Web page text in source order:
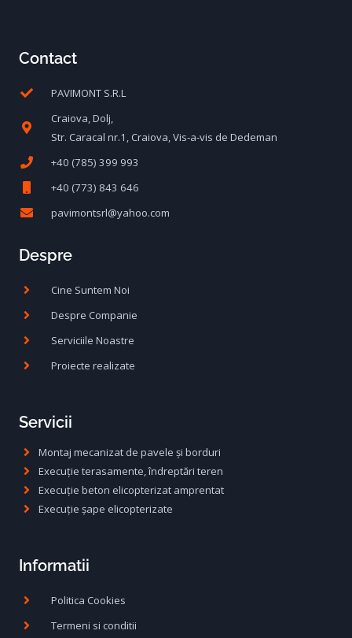
Contact
PAVIMONT S.R.L
Craiova, Dolj,
Str. Caracal nr.1, Craiova, Vis-a-vis de Dedeman
+40 (785) 399 993
+40 (773) 843 646
pavimontsrl@yahoo.com
Despre
Cine Suntem Noi
Despre Companie
Serviciile Noastre
Proiecte realizate
Servicii
Montaj mecanizat de pavele și borduri
Execuție terasamente, îndreptări teren
Execuție beton elicopterizat amprentat
Execuție șape elicopterizate
Informatii
Politica Cookies
Termeni si conditii